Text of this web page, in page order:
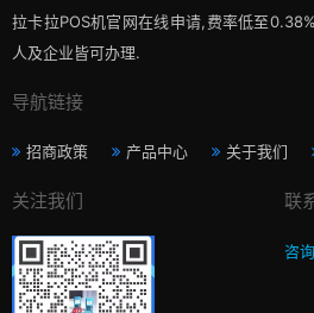
拉卡拉POS机官网在线申请,费率低至
人及企业皆可办理.
导航链接
招商政策 产品中心 关于我们
关注我们 联
咨